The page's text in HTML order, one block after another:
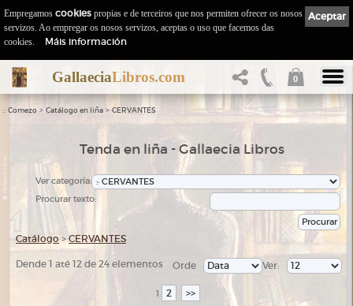
GallaeciaLibros.com 0
:: Comezo > Catálogo en liña > CERVANTES
Tenda en liña - Gallaecia Libros
Ver categoría:
Procurar texto:
Catálogo >CERVANTES
Dende 1 até 12 de 24 elementos Ver:
Orde
1 2 >>
Aceptar
Empregamos cookies propias e de terceiros que nos permiten ofrecer os nosos
servizos. Ao empregar os nosos servizos, aceptas o uso que facemos das
cookies.
Máis información